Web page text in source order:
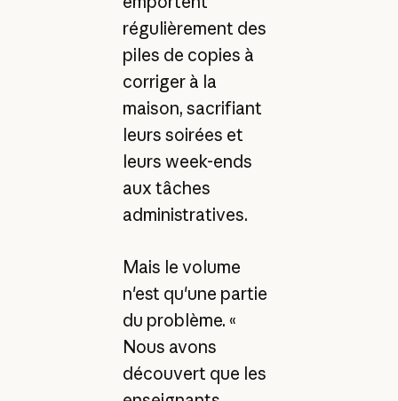
régulièrement des
piles de copies à
corriger à la
maison, sacrifiant
leurs soirées et
leurs week-ends
aux tâches
administratives.
Mais le volume
n'est qu'une partie
du problème. «
Nous avons
découvert que les